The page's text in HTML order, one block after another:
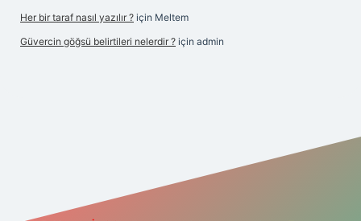
Her bir taraf nasıl yazılır ? için Meltem
Güvercin göğsü belirtileri nelerdir ? için admin